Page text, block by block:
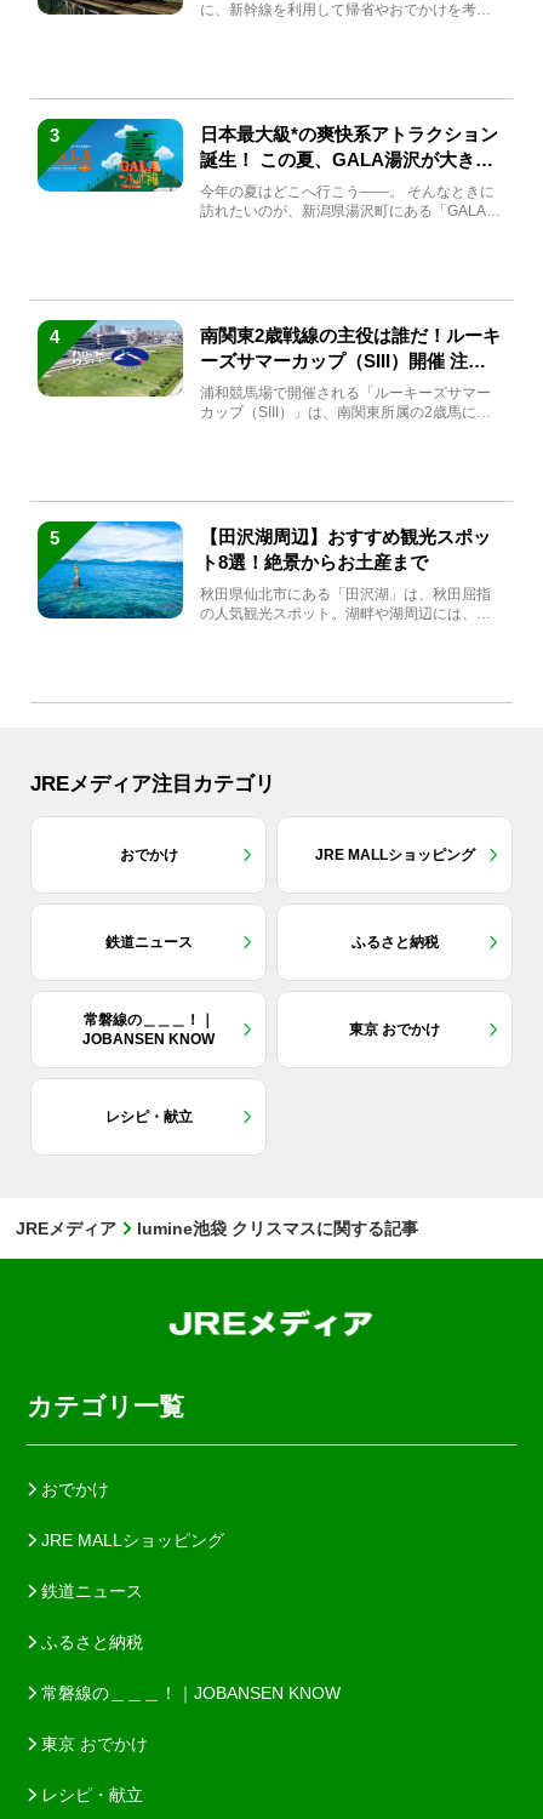
に、新幹線を利用して帰省やおでかけを考え
3
日本最大級*の爽快系アトラクション
誕生！ この夏、GALA湯沢が大きく
生まれ変わる
今年の夏はどこへ行こう――。 そんなときに
訪れたいのが、新潟県湯沢町にある「GALA湯
4
南関東2歳戦線の主役は誰だ！ルーキ
ーズサマーカップ（SIII）開催 注目
馬と見どころをチェック
浦和競馬場で開催される「ルーキーズサマー
カップ（SIII）」は、南関東所属の2歳馬によ
5
【田沢湖周辺】おすすめ観光スポッ
ト8選！絶景からお土産まで
秋田県仙北市にある「田沢湖」は、秋田屈指
の人気観光スポット。湖畔や湖周辺には、田
JREメディア注目カテゴリ
おでかけ JRE MALLショッピング
鉄道ニュース ふるさと納税
常磐線の＿＿＿！｜
JOBANSEN KNOW
東京 おでかけ
レシピ・献立
JREメディア lumine池袋 クリスマスに関する記事
カテゴリ一覧
おでかけ
JRE MALLショッピング
鉄道ニュース
ふるさと納税
常磐線の＿＿＿！｜JOBANSEN KNOW
東京 おでかけ
レシピ・献立